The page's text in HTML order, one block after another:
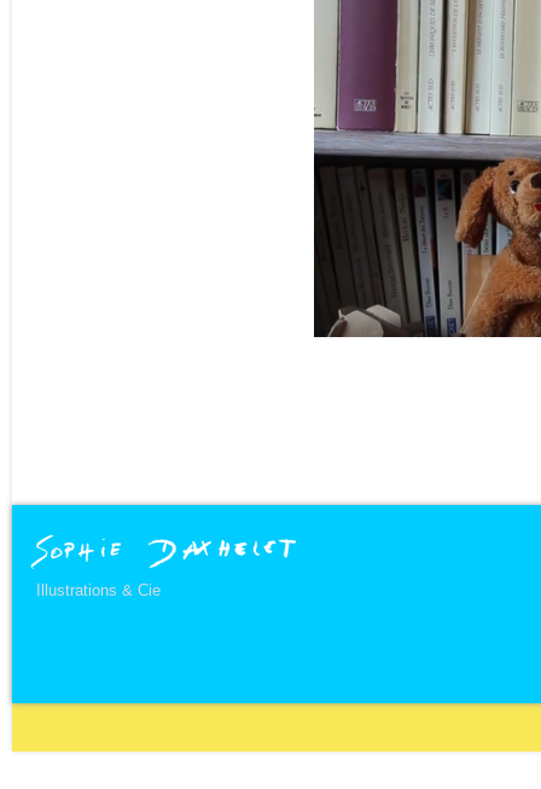
Illustrations & Cie